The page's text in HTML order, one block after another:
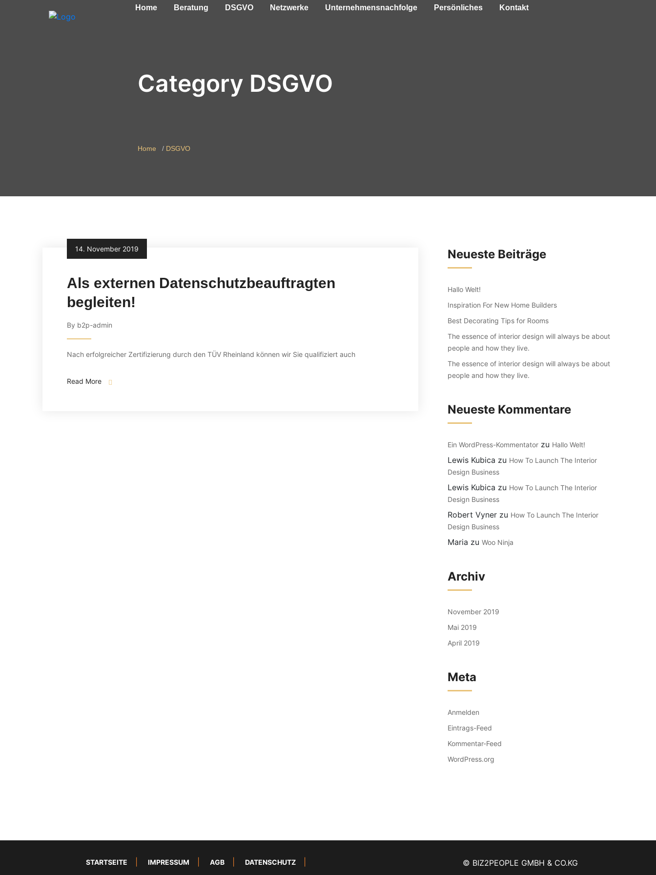
Home Beratung DSGVO Netzwerke Unternehmensnachfolge Persönliches Kontakt
Category DSGVO
Home DSGVO
14. November 2019
Als externen Datenschutzbeauftragten
begleiten!
By b2p-admin
Nach erfolgreicher Zertifizierung durch den TÜV Rheinland können wir Sie qualifiziert auch
Read More
Neueste Beiträge
Hallo Welt!
Inspiration For New Home Builders
Best Decorating Tips for Rooms
The essence of interior design will always be about
people and how they live.
The essence of interior design will always be about
people and how they live.
Neueste Kommentare
Ein WordPress-Kommentator zu Hallo Welt!
Lewis Kubica zu How To Launch The Interior
Design Business
Lewis Kubica zu How To Launch The Interior
Design Business
Robert Vyner zu How To Launch The Interior
Design Business
Maria zu Woo Ninja
Archiv
November 2019
Mai 2019
April 2019
Meta
Anmelden
Eintrags-Feed
Kommentar-Feed
WordPress.org
STARTSEITE IMPRESSUM AGB DATENSCHUTZ © BIZ2PEOPLE GMBH & CO.KG